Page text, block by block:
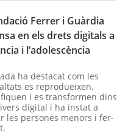
Ferrer i Guàrdia
en els drets digitals a
i l’adolescència
ha destacat com les
es reprodueixen,
i es transformen dins
digital i ha instat a
les persones menors i fer-